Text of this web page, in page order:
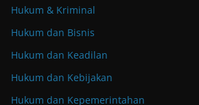
Hukum & Kriminal
Hukum dan Bisnis
Hukum dan Keadilan
Hukum dan Kebijakan
Hukum dan Kepemerintahan